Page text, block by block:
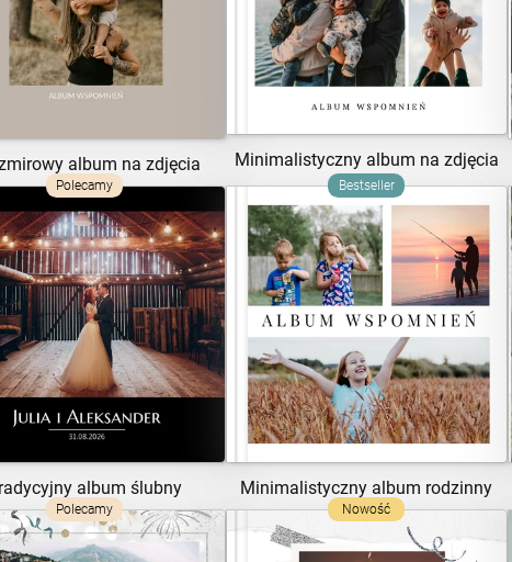
album na zdjęcia
ZOBACZ SZABLON
Minimalistyczny album na zdjęcia
ZOBACZ SZABLON
Polecamy
album ślubny
ZOBACZ SZABLON
Bestseller
Minimalistyczny album rodzinny
ZOBACZ SZABLON
Polecamy Nowość